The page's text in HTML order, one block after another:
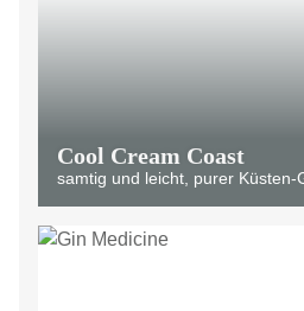
Cool Cream Coast
samtig und leicht, purer Küsten-